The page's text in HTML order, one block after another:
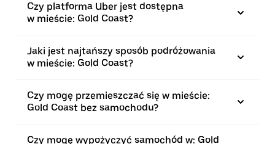
Czy platforma Uber jest dostępna
w mieście: Gold Coast?
Jaki jest najtańszy sposób podróżowania
w mieście: Gold Coast?
Czy mogę przemieszczać się w mieście:
Gold Coast bez samochodu?
Czy mogę wypożyczyć samochód w: Gold